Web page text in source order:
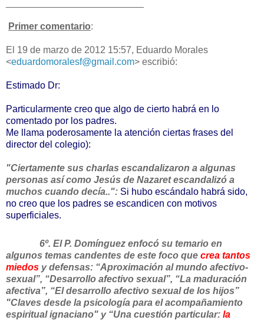
Primer comentario:
El 19 de marzo de 2012 15:57, Eduardo Morales
<eduardomoralesf@gmail.com> escribió:
Estimado Dr:
Particularmente creo que algo de cierto habrá en lo
comentado por los padres.
Me llama poderosamente la atención ciertas frases del
director del colegio):
"Ciertamente sus charlas escandalizaron a algunas
personas así como Jesús de Nazaret escandalizó a
muchos cuando decía..": Si hubo escándalo habrá sido,
no creo que los padres se escandicen con motivos
superficiales.
6º. El P. Domínguez enfocó su temario en
algunos temas candentes de este foco que crea tantos
miedos y defensas: “Aproximación al mundo afectivo-
sexual”, “Desarrollo afectivo sexual”, “La maduración
afectiva”, “El desarrollo afectivo sexual de los hijos”
"Claves desde la psicología para el acompañamiento
espiritual ignaciano" y “Una cuestión particular: la